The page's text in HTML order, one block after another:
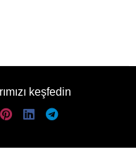
keşfedin